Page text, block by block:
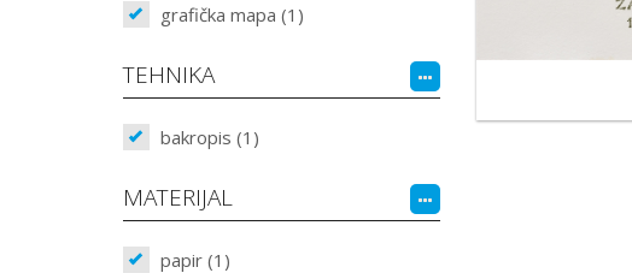
grafička mapa (1)
TEHNIKA
bakropis (1)
MATERIJAL
papir (1)